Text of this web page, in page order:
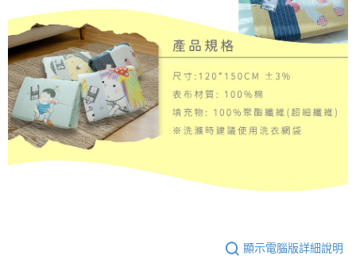
顯示電腦版詳細說明